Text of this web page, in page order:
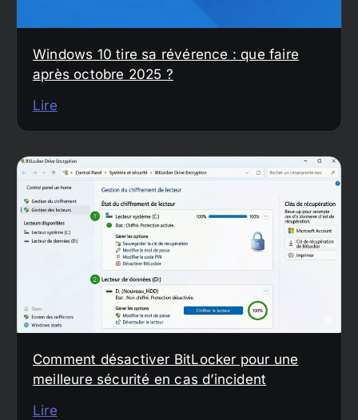
Windows 10 tire sa révérence : que faire
après octobre 2025 ?
Lire
Comment désactiver BitLocker pour une
meilleure sécurité en cas d’incident
Lire